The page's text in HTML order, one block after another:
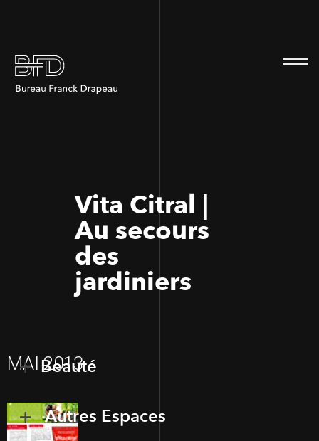
Vita Citral |
Au secours
des
jardiniers
MAI 2013
Beauté
Autres Espaces